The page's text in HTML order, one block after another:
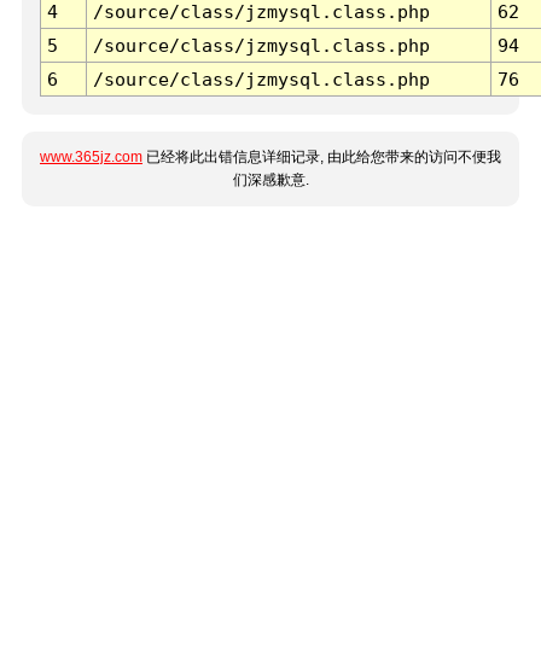
4
/source/class/jzmysql.class.php
62
5
/source/class/jzmysql.class.php
94
6
/source/class/jzmysql.class.php 76
www.365jz.com 已经将此出错信息详细记录, 由此给您带来的访问不便我
们深感歉意.